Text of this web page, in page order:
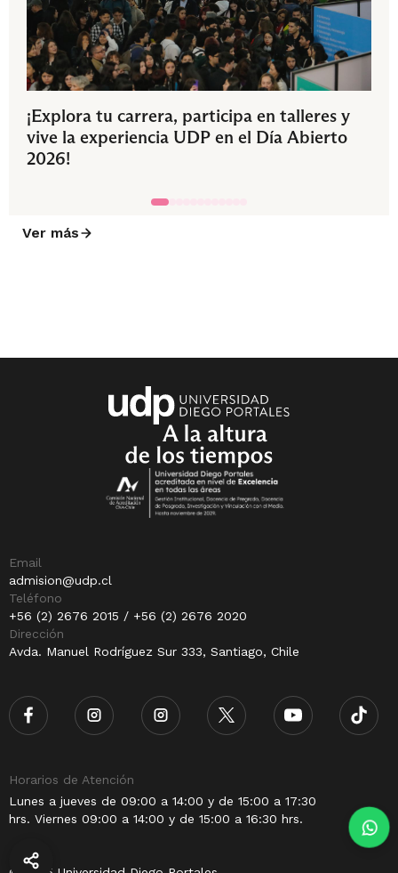
¡Explora tu carrera, participa en talleres y
vive la experiencia UDP en el Día Abierto
2026!
Ver más
Email
admision@udp.cl
Teléfono
+56 (2) 2676 2015 / +56 (2) 2676 2020
Dirección
Avda. Manuel Rodríguez Sur 333, Santiago, Chile
Horarios de Atención
Lunes a jueves de 09:00 a 14:00 y de 15:00 a 17:30
hrs. Viernes 09:00 a 14:00 y de 15:00 a 16:30 hrs.